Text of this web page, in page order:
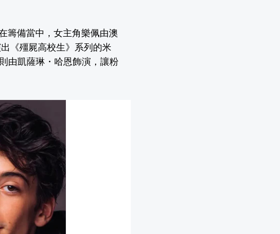
籌備當中，女主角樂佩由澳
《殭屍高校生》系列的米
由凱薩琳・哈恩飾演，讓粉